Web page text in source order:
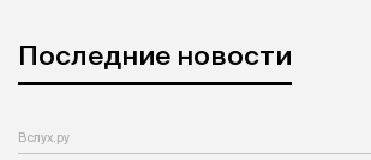
Последние новости
Вслух.ру